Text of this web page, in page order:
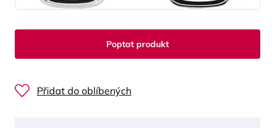
Poptat produkt
Přidat do oblíbených